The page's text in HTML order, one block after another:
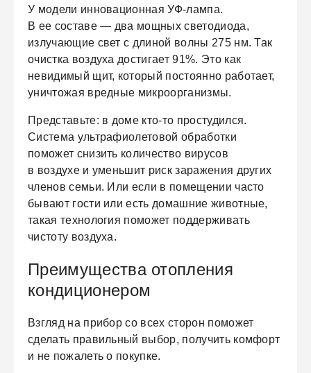
У модели инновационная УФ-лампа.
В ее составе — два мощных светодиода,
излучающие свет с длиной волны 275 нм. Так
очистка воздуха достигает 91%. Это как
невидимый щит, который постоянно работает,
уничтожая вредные микроорганизмы.
Представьте: в доме кто-то простудился.
Система ультрафиолетовой обработки
поможет снизить количество вирусов
в воздухе и уменьшит риск заражения других
членов семьи. Или если в помещении часто
бывают гости или есть домашние животные,
такая технология поможет поддерживать
чистоту воздуха.
Преимущества отопления
кондиционером
Взгляд на прибор со всех сторон поможет
сделать правильный выбор, получить комфорт
и не пожалеть о покупке.